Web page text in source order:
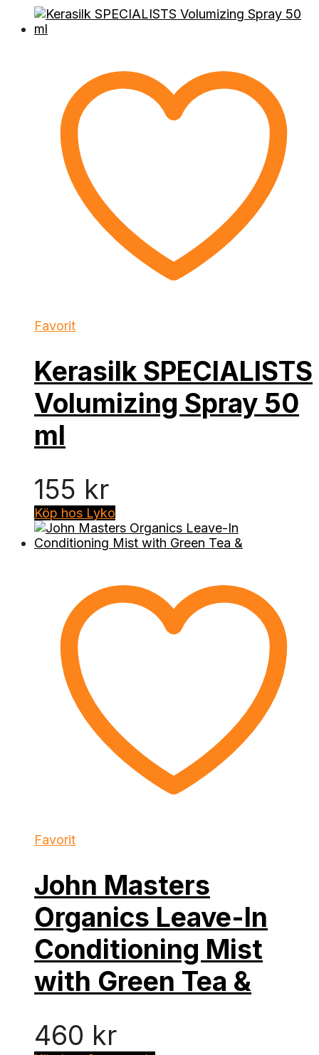
Favorit
Kerasilk SPECIALISTS
Volumizing Spray 50
ml
155 kr
Köp hos Lyko
Favorit
John Masters
Organics Leave-In
Conditioning Mist
with Green Tea &
460 kr